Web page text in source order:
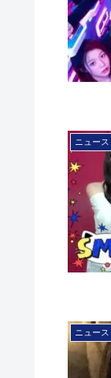
ニュース
ニュース